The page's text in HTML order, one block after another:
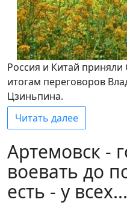
Россия и Китай
итогам переговоров
Цзиньпина.
Читать далее
Артемовск -
воевать до
есть - у всех...